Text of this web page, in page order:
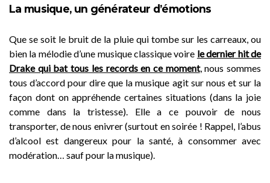
La musique, un générateur d’émotions
Que se soit le bruit de la pluie qui tombe sur les carreaux, ou
bien la mélodie d’une musique classique voire le dernier hit de
Drakequi bat tous les records en ce moment, nous sommes
tous d’accord pour dire que la musique agit sur nous et sur la
façon dont on appréhende certaines situations (dans la joie
comme dans la tristesse). Elle a ce pouvoir de nous
transporter, de nous enivrer (surtout en soirée ! Rappel, l’abus
d’alcool est dangereux pour la santé, à consommer avec
modération… sauf pour la musique).